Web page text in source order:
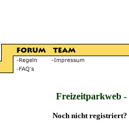
Freizeitparkweb
Noch nicht registriert?